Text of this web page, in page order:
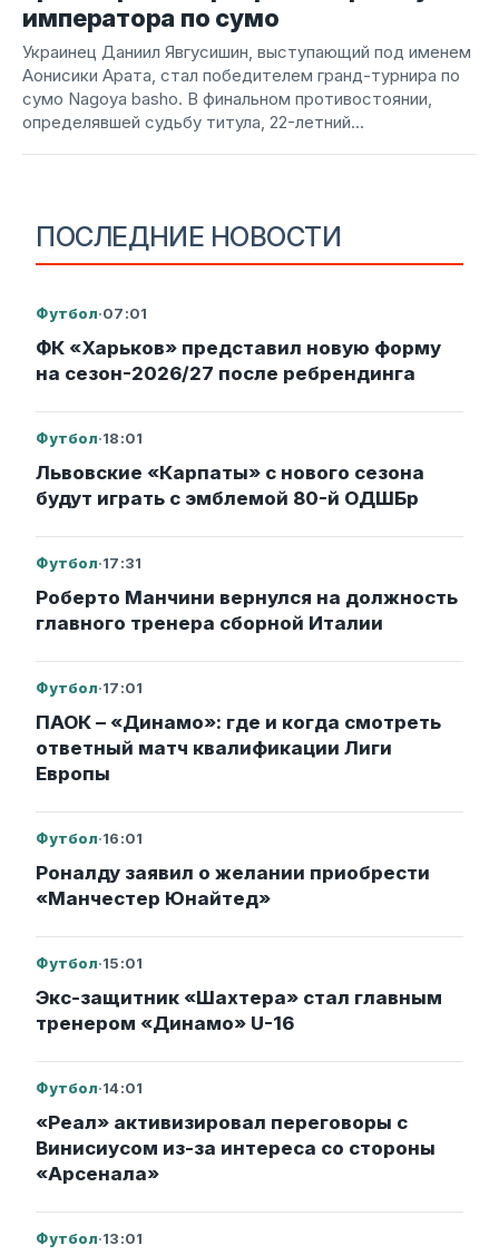
ПОСЛЕДНИЕ НОВОСТИ
Футбол·07:01
ФК «Харьков» представил новую форму
на сезон-2026/27 после ребрендинга
Футбол·18:01
Львовские «Карпаты» с нового сезона
будут играть с эмблемой 80-й ОДШБр
Футбол·17:31
Роберто Манчини вернулся на должность
главного тренера сборной Италии
Футбол·17:01
ПАОК – «Динамо»: где и когда смотреть
ответный матч квалификации Лиги
Европы
Футбол·16:01
Роналду заявил о желании приобрести
«Манчестер Юнайтед»
Футбол·15:01
Экс-защитник «Шахтера» стал главным
тренером «Динамо» U-16
Футбол·14:01
«Реал» активизировал переговоры с
Винисиусом из-за интереса со стороны
«Арсенала»
Футбол·13:01
императора по сумо
Украинец Даниил Явгусишин, выступающий под именем
Аонисики Арата, стал победителем гранд-турнира по
сумо Nagoya basho. В финальном противостоянии,
определявшей судьбу титула, 22-летний...